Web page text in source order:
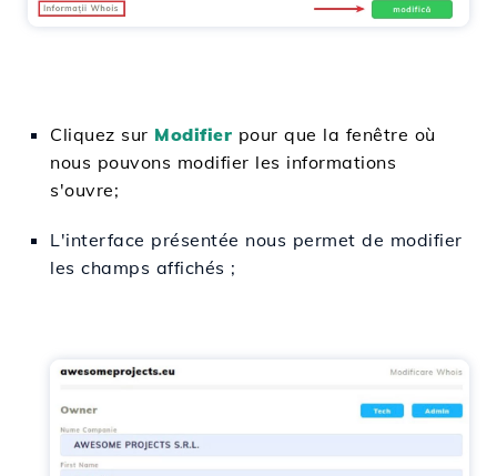
Cliquez sur Modifier pour que la fenêtre où
nous pouvons modifier les informations
s'ouvre;
L'interface présentée nous permet de modifier
les champs affichés ;